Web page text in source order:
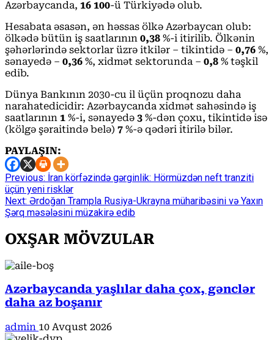
Azərbaycanda, 16 100-ü Türkiyədə olub.
Hesabata əsasən, ən həssas ölkə Azərbaycan olub:
ölkədə bütün iş saatlarının 0,38 %-i itirilib. Ölkənin
şəhərlərində sektorlar üzrə itkilər – tikintidə – 0,76 %,
sənayedə – 0,36 %, xidmət sektorunda – 0,8 % təşkil
edib.
Dünya Bankının 2030-cu il üçün proqnozu daha
narahatedicidir: Azərbaycanda xidmət sahəsində iş
saatlarının 1 %-i, sənayedə 3 %-dən çoxu, tikintidə isə
(kölgə şəraitində belə) 7 %-ə qədəri itirilə bilər.
PAYLAŞIN:
Continue
Reading
Previous: İran körfəzində gərginlik: Hörmüzdən neft tranziti
üçün yeni risklər
Next: Ərdoğan Trampla Rusiya-Ukrayna müharibəsini və Yaxın
Şərq məsələsini müzakirə edib
OXŞAR MÖVZULAR
Azərbaycanda yaşlılar daha çox, gənclər
daha az boşanır
admin 10 Avqust 2026